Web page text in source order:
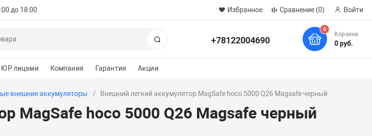
до 18:00 Избранное Сравнение (0) Войти
+78122004690
0
Корзина
0 руб.
ЮР лицами Компания Гарантия Акции
внешние аккумуляторы Внешний легкий аккумулятор MagSafe hoco 5000 Q26 Magsafe черный
MagSafe hoco 5000 Q26 Magsafe черный